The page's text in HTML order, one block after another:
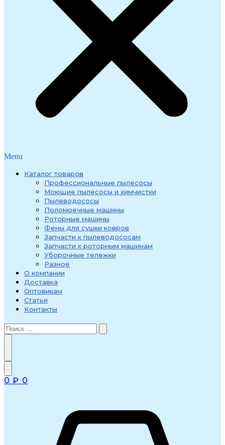
Menu
Каталог товаров
Профессиональные пылесосы
Моющие пылесосы и химчистки
Пылеводососы
Поломоечные машины
Роторные машины
Фены для сушки ковров
Запчасти к пылеводососам
Запчасти к роторным машинам
Уборочные тележки
Разное
О компании
Доставка
Оптовикам
Статьи
Контакты
0₽ 0